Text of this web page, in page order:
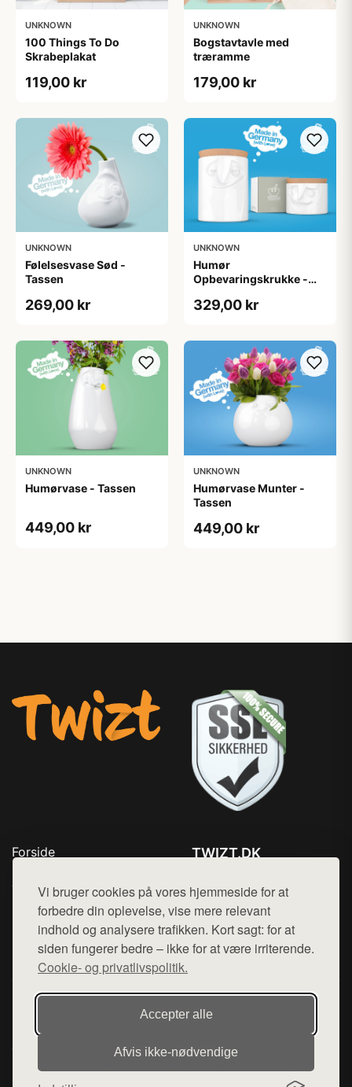
Vi bruger cookies på vores hjemmeside for at
forbedre din oplevelse, vise mere relevant
indhold og analysere trafikken. Kort sagt: for at
siden fungerer bedre – ikke for at være irriterende.
Cookie- og privatlivspolitik.
Accepter alle
Afvis ikke‑nødvendige
UNKNOWN
100 Things To Do
Skrabeplakat
119,00 kr
UNKNOWN
Bogstavtavle med
træramme
179,00 kr
UNKNOWN
Følelsesvase Sød -
Tassen
269,00 kr
UNKNOWN
Humør
Opbevaringskrukke -
329,00 kr
UNKNOWN
Humørvase - Tassen
449,00 kr
UNKNOWN
Humørvase Munter -
Tassen
449,00 kr
Forside
Top Rabatter
Kontakt
TWIZT.DK
Mail: hej@want.dk
Cookie- og privatlivspolitik
Denne side er en del af want.dk, der udgiver en række
hjemmesider med præsentation af forskellige produkter fra
diverse webshops. Der sælges ikke varer fra denne side - vi
varerne på lager.